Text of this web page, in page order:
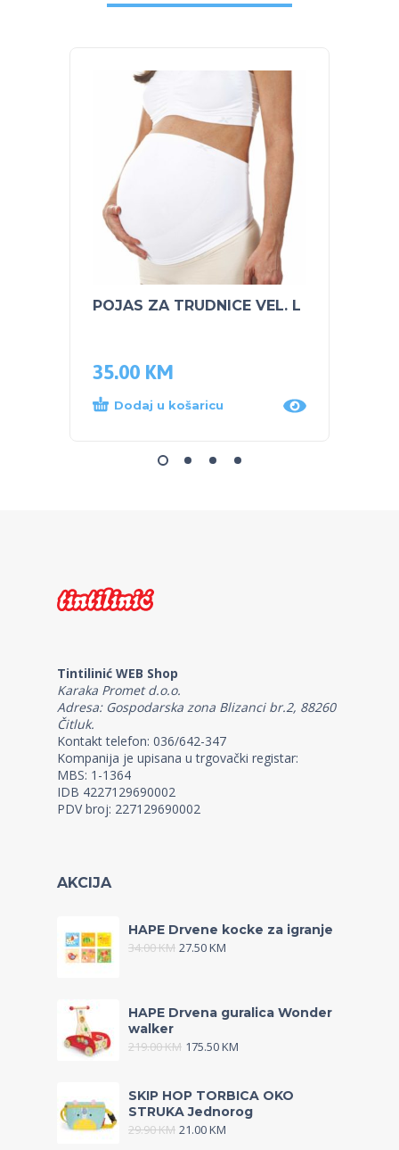
POJAS ZA TRUDNICE VEL. L
35.00 KM
Dodaj u košaricu
Tintilinić WEB Shop
Karaka Promet d.o.o.
Adresa: Gospodarska zona Blizanci br.2, 88260
Čitluk.
Kontakt telefon: 036/642-347
Kompanija je upisana u trgovački registar:
MBS: 1-1364
IDB 4227129690002
PDV broj: 227129690002
AKCIJA
HAPE Drvene kocke za igranje
34.00KM 27.50KM
HAPE Drvena guralica Wonder
walker
219.00KM 175.50KM
SKIP HOP TORBICA OKO
STRUKA Jednorog
29.90KM 21.00KM